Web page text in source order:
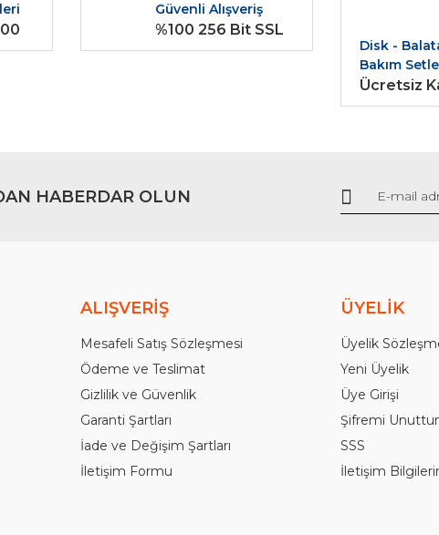
bulunuyor.
Gönder
Güvenli Alışveriş
%100 256 Bit SSL
Disk -
Bakım
Ücretsiz
HABERDAR OLUN
ALIŞVERİŞ
Mesafeli Satış Sözleşmesi
Ödeme ve Teslimat
Gizlilik ve Güvenlik
Garanti Şartları
İade ve Değişim Şartları
İletişim Formu
ÜYELİK
Üyelik
Yeni Üyelik
Üye Girişi
Şifremi
SSS
İletişim